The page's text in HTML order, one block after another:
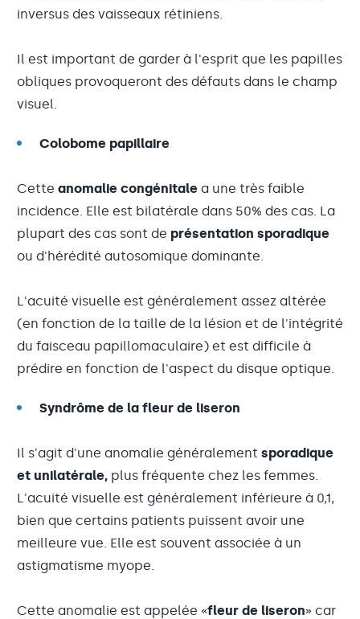
inversus des vaisseaux rétiniens.
Il est important de garder à l'esprit que les papilles
obliques provoqueront des défauts dans le champ
visuel.
Colobome papillaire
Cette anomalie congénitale a une très faible
incidence. Elle est bilatérale dans 50% des cas. La
plupart des cas sont de présentation sporadique
ou d'hérédité autosomique dominante.
L'acuité visuelle est généralement assez altérée
(en fonction de la taille de la lésion et de l'intégrité
du faisceau papillomaculaire) et est difficile à
prédire en fonction de l'aspect du disque optique.
Syndrôme de la fleur de liseron
Il s'agit d'une anomalie généralement sporadique
et unilatérale, plus fréquente chez les femmes.
L'acuité visuelle est généralement inférieure à 0,1,
bien que certains patients puissent avoir une
meilleure vue. Elle est souvent associée à un
astigmatisme myope.
Cette anomalie est appelée «fleur de liseron» car